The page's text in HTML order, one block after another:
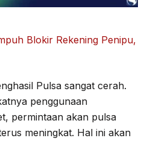
Blokir Rekening Penipu,
Pulsa sangat cerah.
penggunaan
permintaan akan pulsa
meningkat. Hal ini akan